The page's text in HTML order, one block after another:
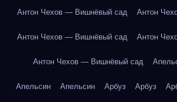
Антон Чехов — Вишнёвый сад Антон
Антон Чехов — Вишнёвый сад Антон
Антон Чехов — Вишнёвый сад
Апельсин Апельсин Арбуз Арбуз